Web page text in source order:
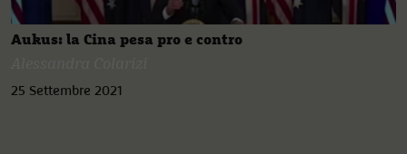
Aukus: la Cina pesa pro e contro
25 Settembre 2021